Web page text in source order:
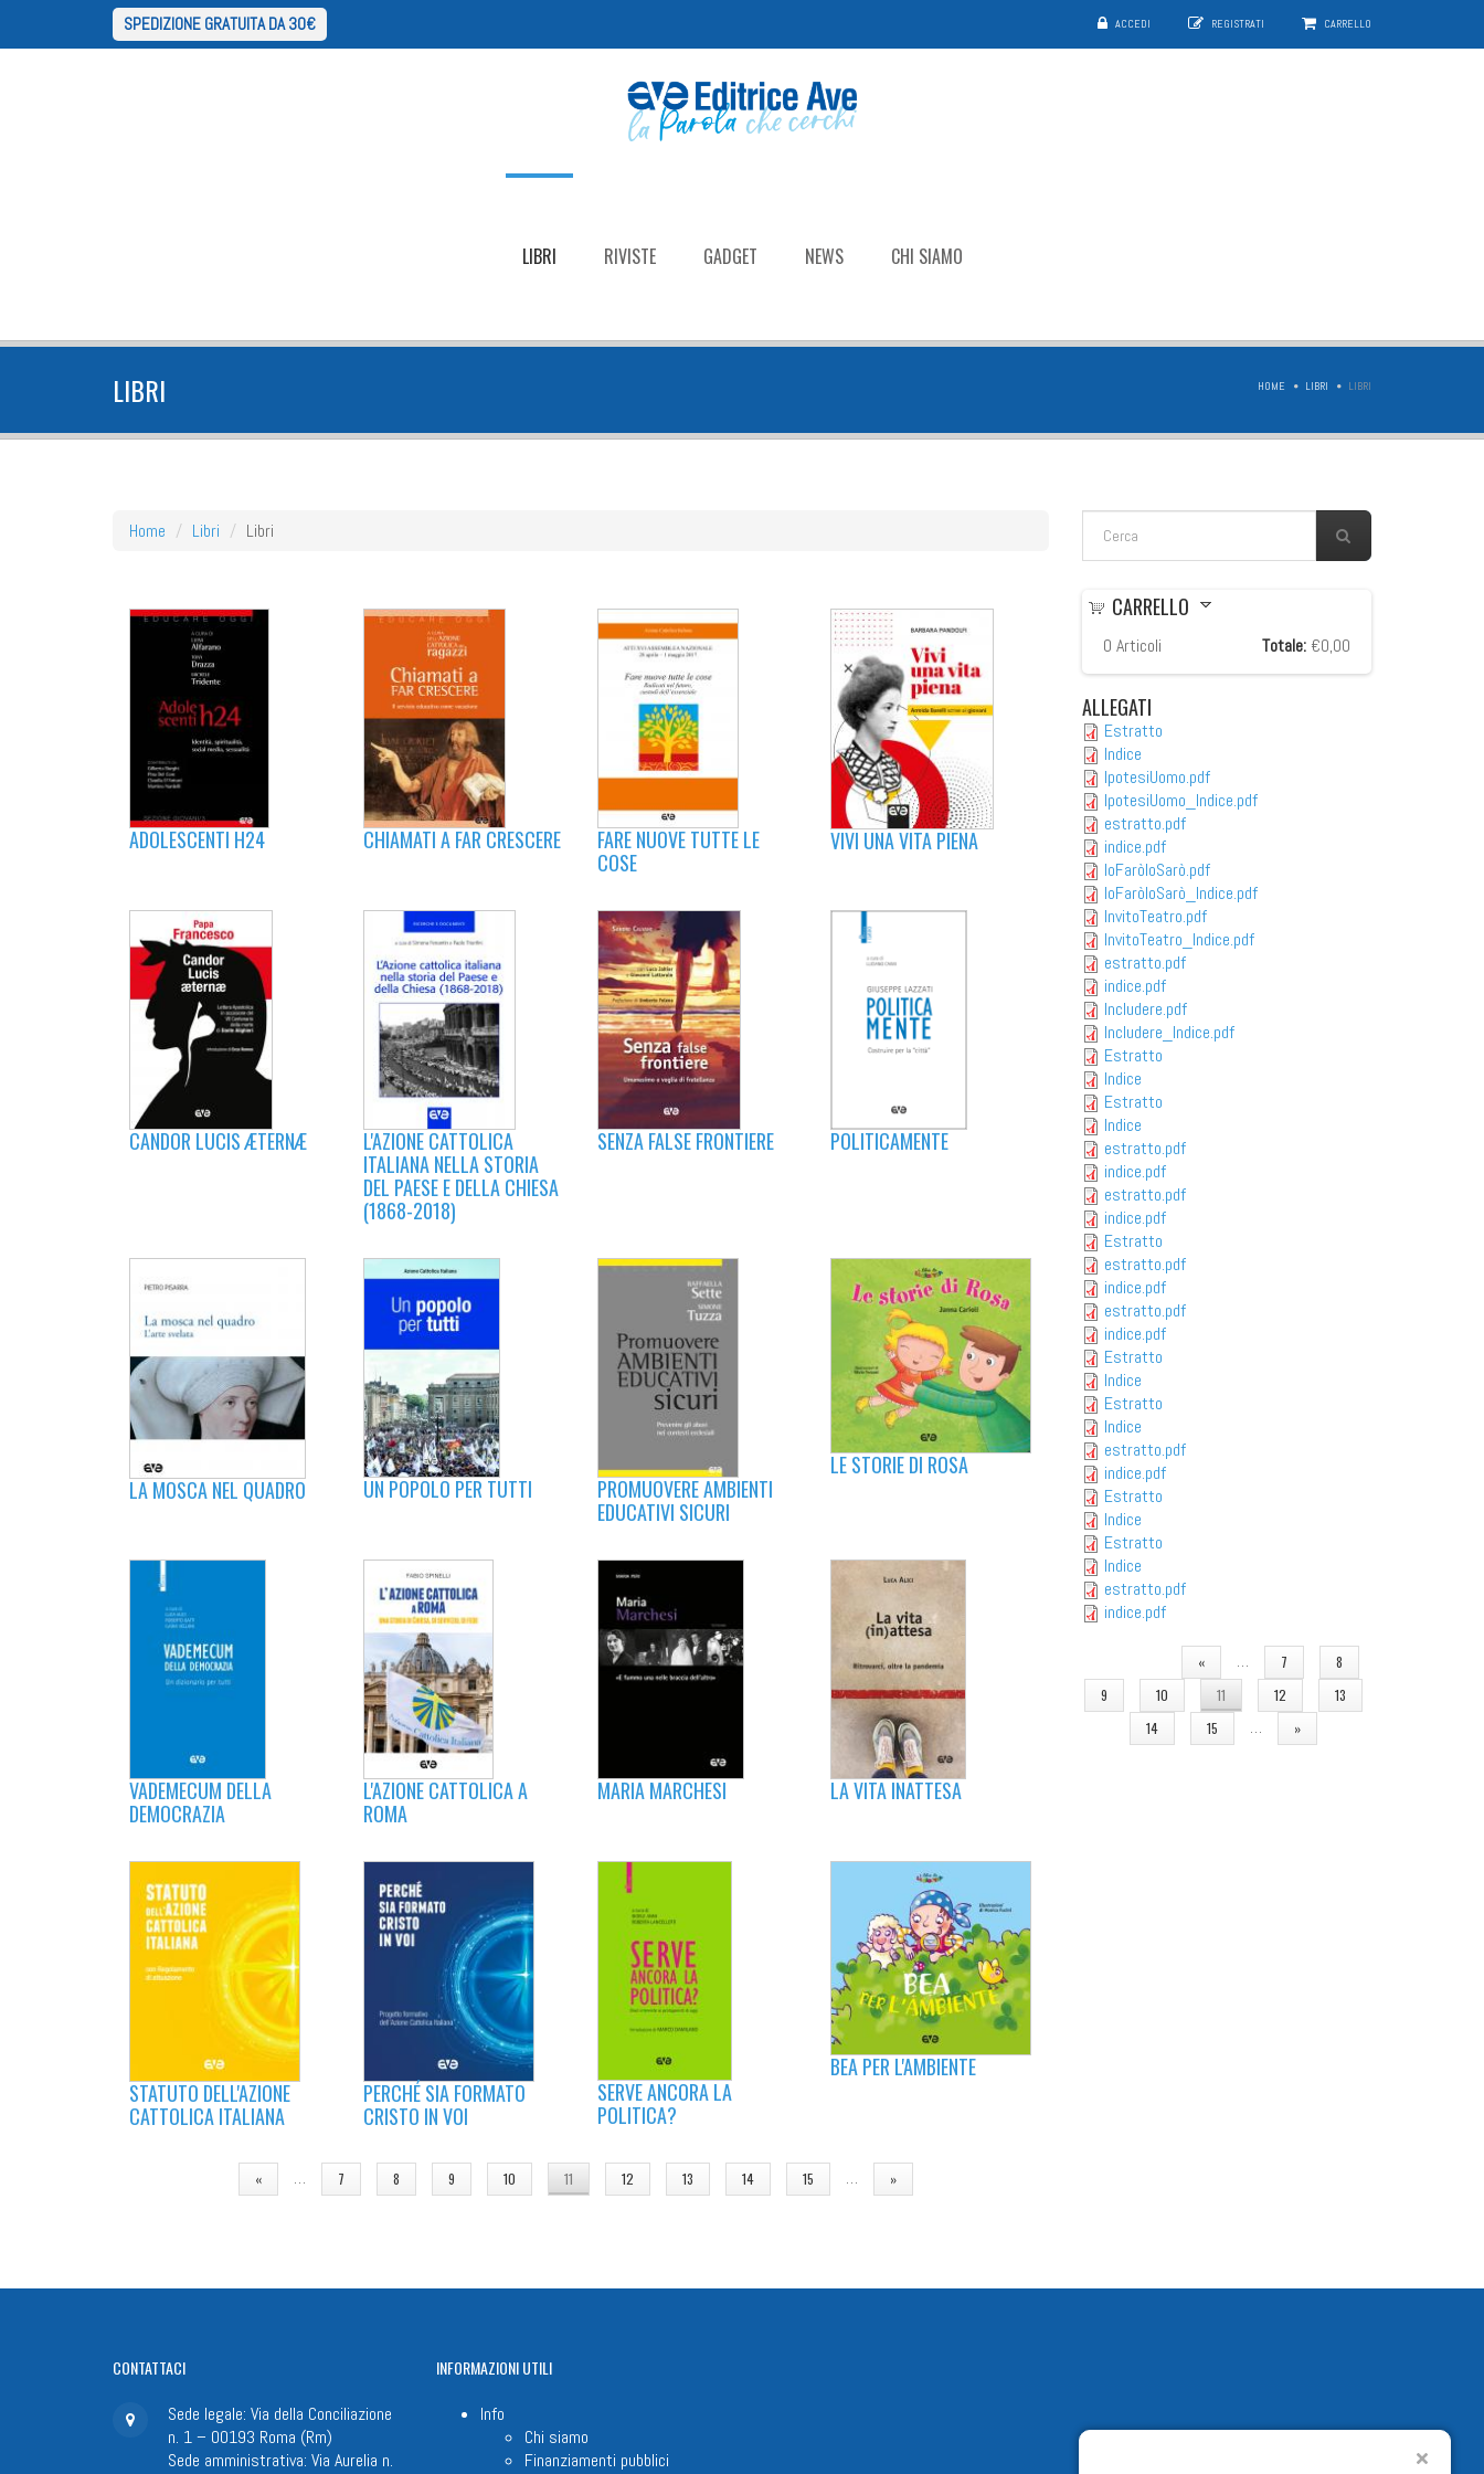
SPEDIZIONE GRATUITA DA 30€ ACCEDI REGISTRATI CARRELLO
LIBRI RIVISTE GADGET NEWS CHI SIAMO
LIBRI HOME LIBRI LIBRI
Home Libri Libri FORM DI RICERCA
ADOLESCENTI H24 CHIAMATI A FAR CRESCERE
FARE NUOVE TUTTE LE
COSE
VIVI UNA VITA PIENA
CANDOR LUCIS ÆTERNÆ
L'AZIONE CATTOLICA
ITALIANA NELLA STORIA
DEL PAESE E DELLA CHIESA
(1868-2018)
SENZA FALSE FRONTIERE POLITICAMENTE
LA MOSCA NEL QUADRO UN POPOLO PER TUTTI
PROMUOVERE AMBIENTI
EDUCATIVI SICURI
LE STORIE DI ROSA
VADEMECUM DELLA
DEMOCRAZIA
L'AZIONE CATTOLICA A
ROMA
MARIA MARCHESI LA VITA INATTESA
STATUTO DELL'AZIONE
CATTOLICA ITALIANA
PERCHÉ SIA FORMATO
CRISTO IN VOI
SERVE ANCORA LA
POLITICA?
BEA PER L'AMBIENTE
« … 7 8 9 10 11 12 13 14 15 … »
CARRELLO
0 Articoli Totale: €0,00
ALLEGATI
Estratto
Indice
IpotesiUomo.pdf
IpotesiUomo_Indice.pdf
estratto.pdf
indice.pdf
IoFaròIoSarò.pdf
IoFaròIoSarò_Indice.pdf
InvitoTeatro.pdf
InvitoTeatro_Indice.pdf
estratto.pdf
indice.pdf
Includere.pdf
Includere_Indice.pdf
Estratto
Indice
Estratto
Indice
estratto.pdf
indice.pdf
estratto.pdf
indice.pdf
Estratto
estratto.pdf
indice.pdf
estratto.pdf
indice.pdf
Estratto
Indice
Estratto
Indice
estratto.pdf
indice.pdf
Estratto
Indice
Estratto
Indice
estratto.pdf
indice.pdf
« … 7
8
9
10 11 12
13
14
15 … »
CONTATTACI
Sede legale: Via della Conciliazione
n. 1 – 00193 Roma (Rm)
Sede amministrativa: Via Aurelia n.
INFORMAZIONIUTILI
Info
Chi siamo
Finanziamenti pubblici